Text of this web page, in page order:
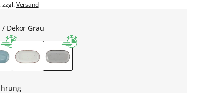
zzgl.Versand
/ Dekor Grau